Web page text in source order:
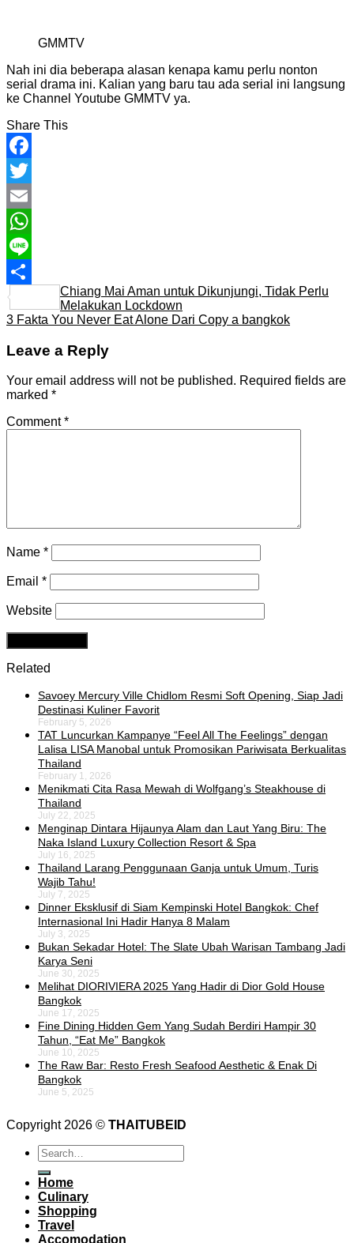
GMMTV
Nah ini dia beberapa alasan kenapa kamu perlu nonton
serial drama ini. Kalian yang baru tau ada serial ini langsung
ke Channel Youtube GMMTV ya.
Share This
Facebook
Twitter
Email
WhatsApp
Line
Share
Chiang Mai Aman untuk Dikunjungi, Tidak Perlu
Melakukan Lockdown
3 Fakta You Never Eat Alone Dari Copy a bangkok
Leave a Reply
Your email address will not be published. Required fields are
marked *
Comment*
Name *
Email *
Website
Related
Savoey Mercury Ville Chidlom Resmi Soft Opening, Siap Jadi
Destinasi Kuliner Favorit
February 5, 2026
TAT Luncurkan Kampanye “Feel All The Feelings” dengan
Lalisa LISA Manobal untuk Promosikan Pariwisata Berkualitas
Thailand
February 1, 2026
Menikmati Cita Rasa Mewah di Wolfgang’s Steakhouse di
Thailand
July 22, 2025
Menginap Dintara Hijaunya Alam dan Laut Yang Biru: The
Naka Island Luxury Collection Resort & Spa
July 16, 2025
Thailand Larang Penggunaan Ganja untuk Umum, Turis
Wajib Tahu!
July 7, 2025
Dinner Eksklusif di Siam Kempinski Hotel Bangkok: Chef
Internasional Ini Hadir Hanya 8 Malam
July 3, 2025
Bukan Sekadar Hotel: The Slate Ubah Warisan Tambang Jadi
Karya Seni
June 30, 2025
Melihat DIORIVIERA 2025 Yang Hadir di Dior Gold House
Bangkok
June 17, 2025
Fine Dining Hidden Gem Yang Sudah Berdiri Hampir 30
Tahun, “Eat Me” Bangkok
June 10, 2025
The Raw Bar: Resto Fresh Seafood Aesthetic & Enak Di
Bangkok
June 5, 2025
Copyright 2026 © THAITUBEID
Home
Culinary
Shopping
Travel
Accomodation